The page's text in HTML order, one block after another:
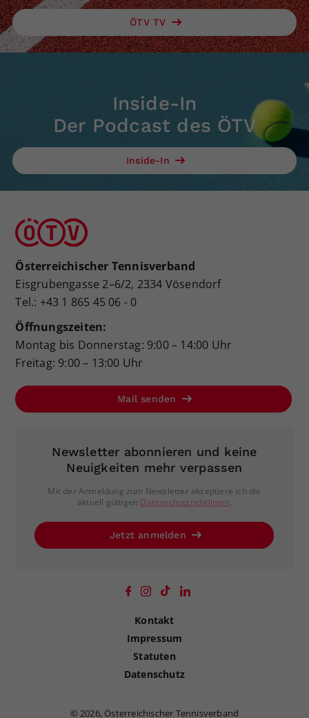
ÖTV TV
Inside-In
Der Podcast des ÖTV
Inside-In
Österreichischer Tennisverband
Eisgrubengasse 2–6/2, 2334 Vösendorf
Tel.: +43 1 865 45 06 - 0
Öffnungszeiten:
Montag bis Donnerstag: 9:00 – 14:00 Uhr
Freitag: 9:00 – 13:00 Uhr
Mail senden
Newsletter abonnieren und keine
Neuigkeiten mehr verpassen
Mit der Anmeldung zum Newsletter akzeptiere ich die
aktuell gültigen Datenschutzrichtlinien.
Jetzt anmelden
Kontakt
Impressum
Statuten
Datenschutz
©2026, Österreichischer Tennisverband